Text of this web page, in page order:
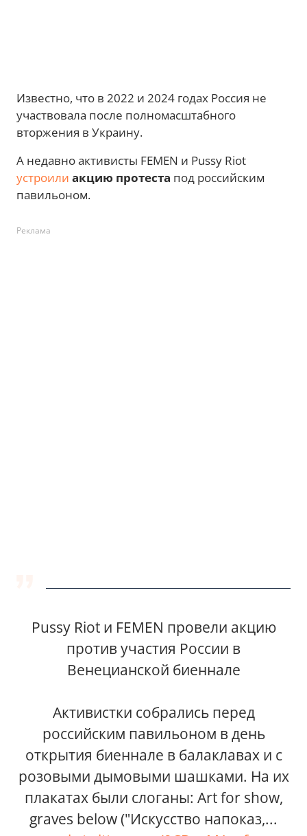
Известно, что в 2022 и 2024 годах Россия не
участвовала после полномасштабного
вторжения в Украину.
А недавно активисты FEMEN и Pussy Riot
устроили акцию протеста под российским
павильоном.
Реклама
Pussy Riot и FEMEN провели акцию
против участия России в
Венецианской биеннале
Активистки собрались перед
российским павильоном в день
открытия биеннале в балаклавах и с
розовыми дымовыми шашками. На их
плакатах были слоганы: Art for show,
graves below ("Искусство напоказ,...